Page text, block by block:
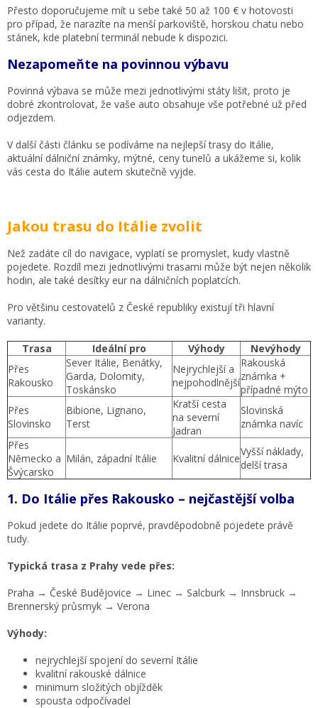
Přesto doporučujeme mít u sebe také 50 až 100 € v hotovosti
pro případ, že narazíte na menší parkoviště, horskou chatu nebo
stánek, kde platební terminál nebude k dispozici.
Nezapomeňte na povinnou výbavu
Povinná výbava se může mezi jednotlivými státy lišit, proto je
dobré zkontrolovat, že vaše auto obsahuje vše potřebné už před
odjezdem.
V další části článku se podíváme na nejlepší trasy do Itálie,
aktuální dálniční známky, mýtné, ceny tunelů a ukážeme si, kolik
vás cesta do Itálie autem skutečně vyjde.
Jakou trasu do Itálie zvolit
Než zadáte cíl do navigace, vyplatí se promyslet, kudy vlastně
pojedete. Rozdíl mezi jednotlivými trasami může být nejen několik
hodin, ale také desítky eur na dálničních poplatcích.
Pro většinu cestovatelů z České republiky existují tři hlavní
varianty.
Trasa Ideální pro Výhody
Nevýhody
Přes
Rakousko
Sever Itálie, Benátky,
Garda, Dolomity,
Toskánsko
Nejrychlejší a
nejpohodlnější
Rakouská
známka +
případné mýto
Přes
Slovinsko
Bibione, Lignano,
Terst
Kratší cesta
na severní
Jadran
Slovinská
známka navíc
Přes
Německo a
Švýcarsko
Milán, západní Itálie Kvalitní dálnice
Vyšší náklady,
delší trasa
1. Do Itálie přes Rakousko – nejčastější volba
Pokud jedete do Itálie poprvé, pravděpodobně pojedete právě
tudy.
Typická trasa z Prahy vede přes:
Praha → České Budějovice → Linec → Salcburk → Innsbruck →
Brennerský průsmyk → Verona
Výhody:
nejrychlejší spojení do severní Itálie
kvalitní rakouské dálnice
minimum složitých objížděk
spousta odpočívadel